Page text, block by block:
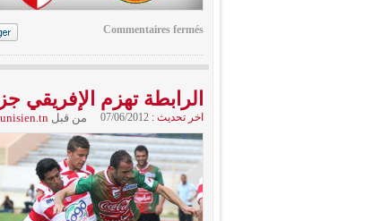
Commentaires fermés
الرابطة تهزم الإفريقي
اخر تحديث : 07/06/2012 من قبل